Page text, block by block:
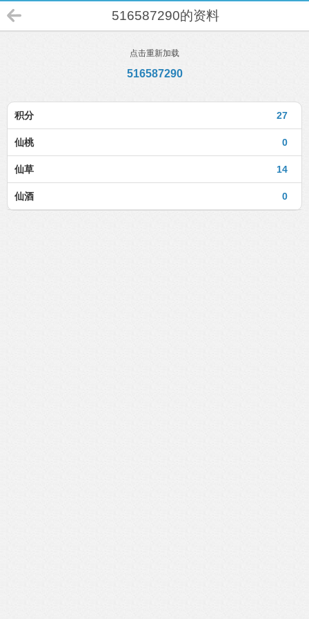
516587290的资料
点击重新加载
516587290
27
积分
0
仙桃
14
仙草
0
仙酒